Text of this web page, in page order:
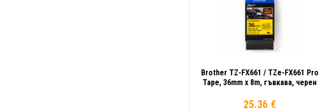
Brother TZ-FX661 / TZe-FX661 Pro
Tape, 36mm x 8m, гъвкава, черен
лента
25.36 €